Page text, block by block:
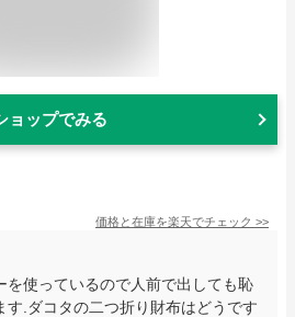
ョップでみる
価格と在庫を楽天でチェック >>
を使っているので人前で出しても恥
す.ダコタの二つ折り財布はどうです